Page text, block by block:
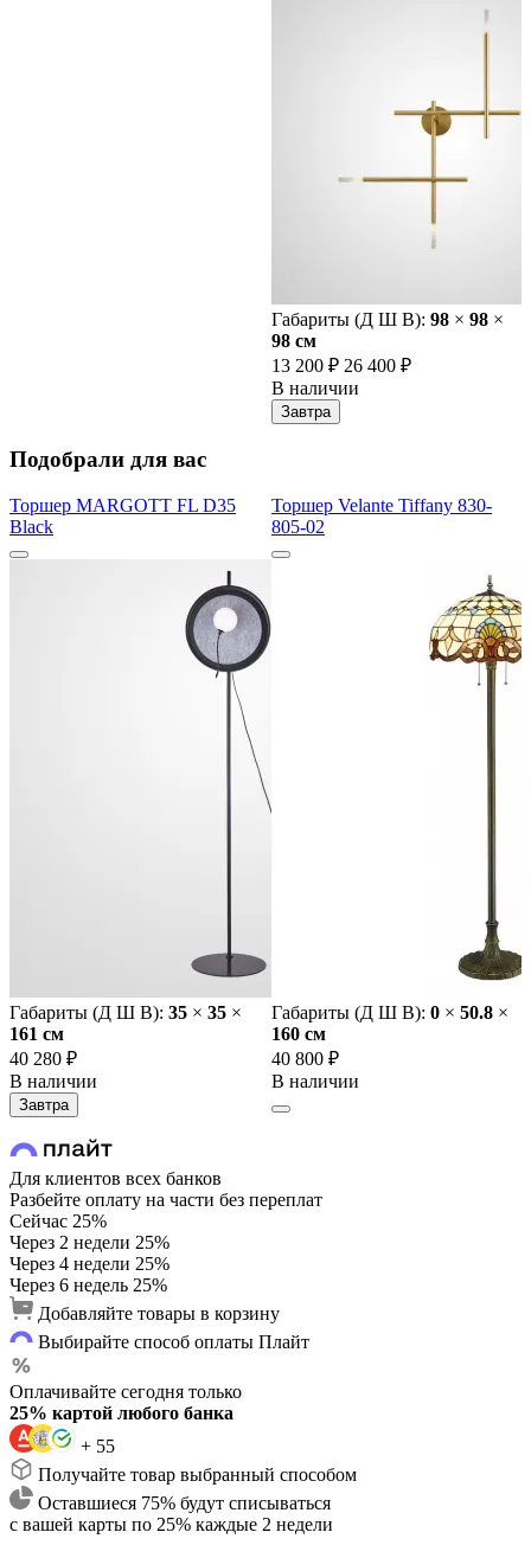
Габариты (Д Ш В): 98 × 98 ×
98 cм
13 200 ₽ 26 400 ₽
В наличии
Завтра
Подобрали для вас
Торшер MARGOTT FL D35
Black
Габариты (Д Ш В): 35 × 35 ×
161 cм
40 280 ₽
В наличии
Завтра
Торшер Velante Tiffany 830-
805-02
Габариты (Д Ш В): 0 × 50.8 ×
160 cм
40 800 ₽
В наличии
Для клиентов всех банков
Разбейте оплату на части без переплат
Сейчас 25%
Через 2 недели 25%
Через 4 недели 25%
Через 6 недель 25%
Добавляйте товары в корзину
Выбирайте способ оплаты Плайт
Оплачивайте сегодня только
25% картой любого банка
+ 55
Получайте товар выбранный способом
Оставшиеся 75% будут списываться
с вашей карты по 25% каждые 2 недели